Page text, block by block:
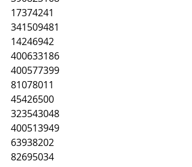
17374241
341509481
14246942
400633186
400577399
81078011
45426500
323543048
400513949
63938202
82695034